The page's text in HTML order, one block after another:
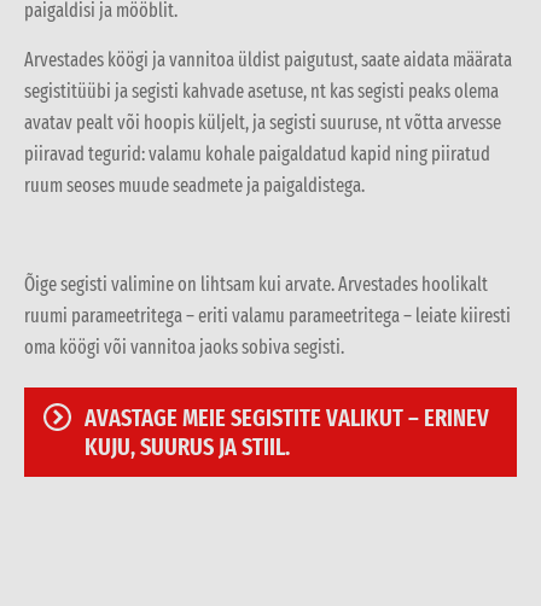
paigaldisi ja mööblit.
Arvestades köögi ja vannitoa üldist paigutust, saate aidata määrata
segistitüübi ja segisti kahvade asetuse, nt kas segisti peaks olema
avatav pealt või hoopis küljelt, ja segisti suuruse, nt võtta arvesse
piiravad tegurid: valamu kohale paigaldatud kapid ning piiratud
ruum seoses muude seadmete ja paigaldistega.
Õige segisti valimine on lihtsam kui arvate. Arvestades hoolikalt
ruumi parameetritega – eriti valamu parameetritega – leiate kiiresti
oma köögi või vannitoa jaoks sobiva segisti.
AVASTAGE MEIE SEGISTITE VALIKUT – ERINEV
KUJU, SUURUS JA STIIL.